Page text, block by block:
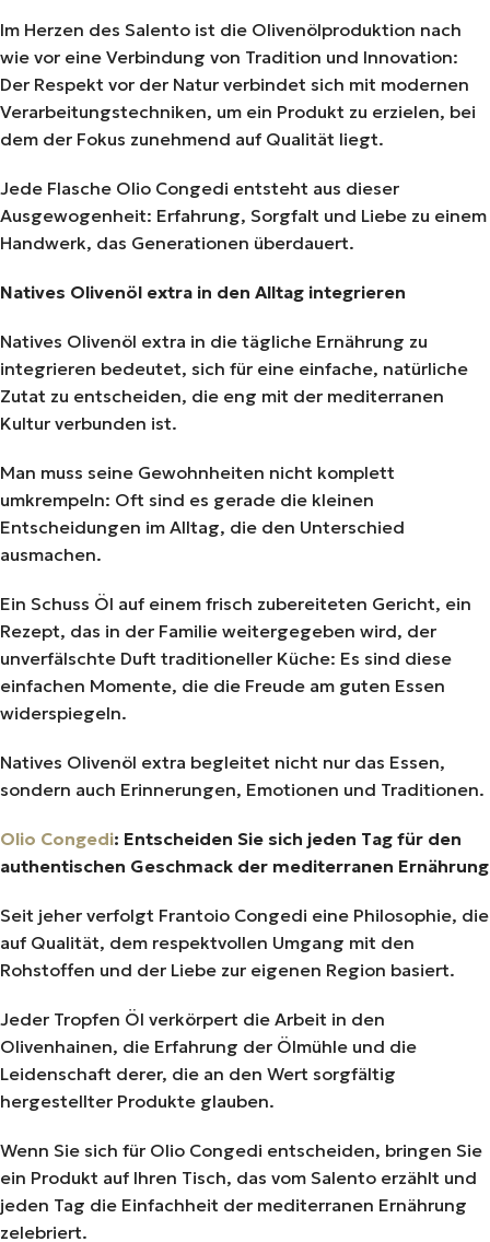
Im Herzen des Salento ist die Olivenölproduktion nach
wie vor eine Verbindung von Tradition und Innovation:
Der Respekt vor der Natur verbindet sich mit modernen
Verarbeitungstechniken, um ein Produkt zu erzielen, bei
dem der Fokus zunehmend auf Qualität liegt.
Jede Flasche Olio Congedi entsteht aus dieser
Ausgewogenheit: Erfahrung, Sorgfalt und Liebe zu einem
Handwerk, das Generationen überdauert.
Natives Olivenöl extra in den Alltag integrieren
Natives Olivenöl extra in die tägliche Ernährung zu
integrieren bedeutet, sich für eine einfache, natürliche
Zutat zu entscheiden, die eng mit der mediterranen
Kultur verbunden ist.
Man muss seine Gewohnheiten nicht komplett
umkrempeln: Oft sind es gerade die kleinen
Entscheidungen im Alltag, die den Unterschied
ausmachen.
Ein Schuss Öl auf einem frisch zubereiteten Gericht, ein
Rezept, das in der Familie weitergegeben wird, der
unverfälschte Duft traditioneller Küche: Es sind diese
einfachen Momente, die die Freude am guten Essen
widerspiegeln.
Natives Olivenöl extra begleitet nicht nur das Essen,
sondern auch Erinnerungen, Emotionen und Traditionen.
Olio Congedi: Entscheiden Sie sich jeden Tag für den
authentischen Geschmack der mediterranen Ernährung
Seit jeher verfolgt Frantoio Congedi eine Philosophie, die
auf Qualität, dem respektvollen Umgang mit den
Rohstoffen und der Liebe zur eigenen Region basiert.
Jeder Tropfen Öl verkörpert die Arbeit in den
Olivenhainen, die Erfahrung der Ölmühle und die
Leidenschaft derer, die an den Wert sorgfältig
hergestellter Produkte glauben.
Wenn Sie sich für Olio Congedi entscheiden, bringen Sie
ein Produkt auf Ihren Tisch, das vom Salento erzählt und
jeden Tag die Einfachheit der mediterranen Ernährung
zelebriert.